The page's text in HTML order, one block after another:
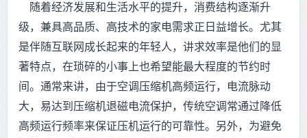
随着经济发展和生活水平的提升，消费结构逐渐升
级，兼具高品质、高技术的家电需求正日益增长。尤其
是伴随互联网成长起来的年轻人，讲求效率是他们的显
著特点，在琐碎的小事上也希望能最大程度的节约时
间。通常来讲，由于空调压缩机高频运行，电流脉动
大，易达到压缩机退磁电流保护，传统空调常通过降低
高频运行频率来保证压机运行的可靠性。另外，为避免